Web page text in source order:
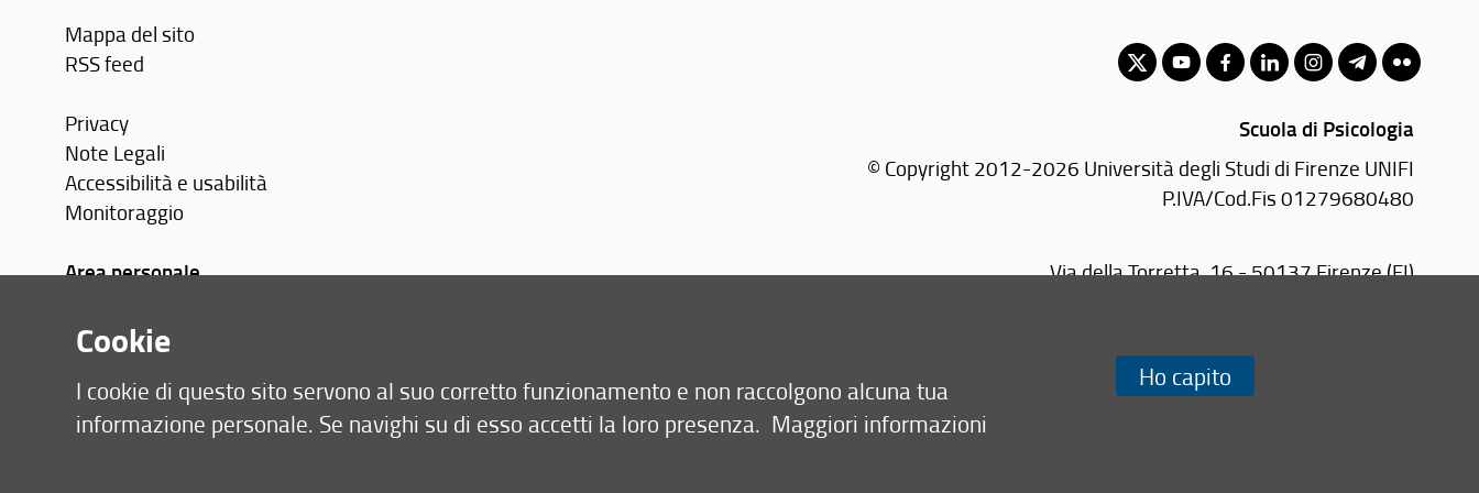
Mappa del sito
RSS feed
Privacy
Note Legali
Accessibilità e usabilità
Monitoraggio
Area personale
Scuola di Psicologia
© Copyright 2012-2026 Università degli Studi di Firenze UNIFI
P.IVA/Cod.Fis 01279680480
Via della Torretta, 16 - 50137 Firenze (FI)
PEC:sc-psicologia(AT)pec.unifi.it
Cookie
I cookie di questo sito servono al suo corretto funzionamento e non raccolgono alcuna tua
informazione personale. Se navighi su di esso accetti la loro presenza. Maggiori informazioni
Ho capito